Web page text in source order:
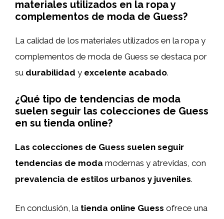
materiales utilizados en la ropa y
complementos de moda de Guess?
La calidad de los materiales utilizados en la ropa y
complementos de moda de Guess se destaca por
su durabilidad y excelente acabado.
¿Qué tipo de tendencias de moda
suelen seguir las colecciones de Guess
en su tienda online?
Las colecciones de Guess suelen seguir
tendencias de moda modernas y atrevidas, con
prevalencia de estilos urbanos y juveniles.
En conclusión, la tienda online Guess ofrece una